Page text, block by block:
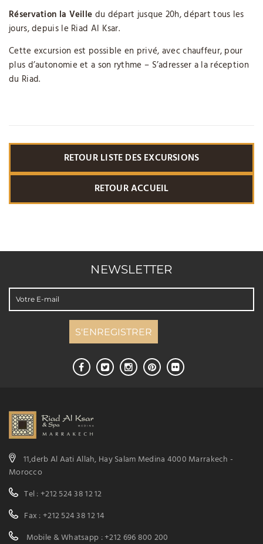
Réservation la Veille du départ jusque 20h, départ tous les
jours, depuis le Riad Al Ksar.
Cette excursion est possible en privé, avec chauffeur, pour
plus d’autonomie et a son rythme – S’adresser a la réception
du Riad.
RETOUR LISTE DES EXCURSIONS
RETOUR ACCUEIL
NEWSLETTER
11,derb Al Aati Allah, Hay Salam Medina 4000 Marrakech -
Morocco
Tel : +212 524 38 12 12
Fax : +212 524 38 12 14
Mobile & Whatsapp : +212 696 800 200